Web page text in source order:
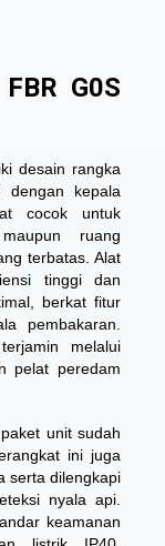
G0S
desain rangka
dengan kepala
cocok untuk
ruang
terbatas. Alat
tinggi dan
berkat fitur
pembakaran.
melalui
pelat peredam
unit sudah
ini juga
serta dilengkapi
nyala api.
keamanan